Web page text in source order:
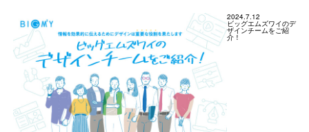
2024.7.12
ビッグエムズワイのデ
ザインチームをご紹
介！